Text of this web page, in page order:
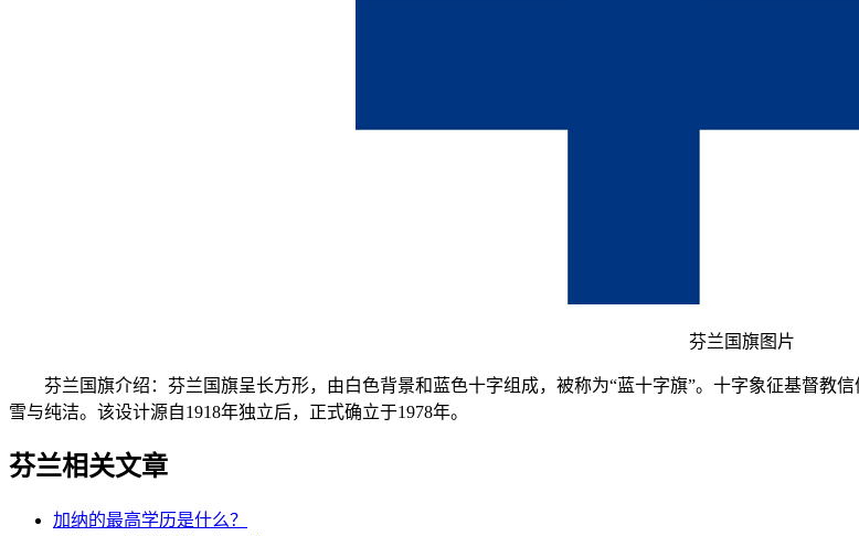
芬兰国旗图片
芬兰国旗介绍：芬兰国旗呈长方形，由白色背景和蓝色十字组成，被称为“蓝十字旗”。十字象征基督教
雪与纯洁。该设计源自1918年独立后，正式确立于1978年。
芬兰相关文章
加纳的最高学历是什么？